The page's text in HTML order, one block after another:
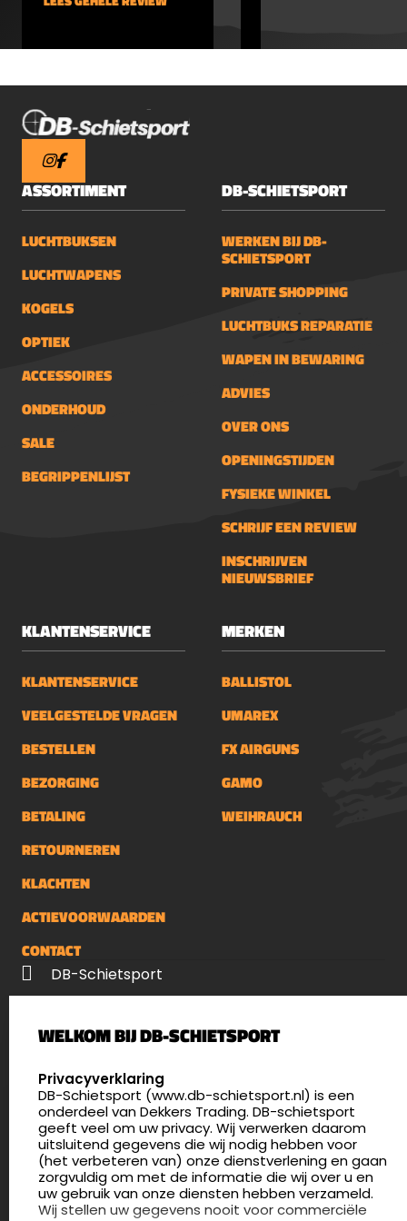
ASSORTIMENT
LUCHTBUKSEN
LUCHTWAPENS
KOGELS
OPTIEK
ACCESSOIRES
ONDERHOUD
SALE
BEGRIPPENLIJST
DB-SCHIETSPORT
WERKEN BIJ DB-
SCHIETSPORT
PRIVATE SHOPPING
LUCHTBUKS REPARATIE
WAPEN IN BEWARING
ADVIES
OVER ONS
OPENINGSTIJDEN
FYSIEKE WINKEL
SCHRIJF EEN REVIEW
INSCHRIJVEN
NIEUWSBRIEF
KLANTENSERVICE
KLANTENSERVICE
VEELGESTELDE VRAGEN
BESTELLEN
BEZORGING
BETALING
RETOURNEREN
KLACHTEN
ACTIEVOORWAARDEN
CONTACT
MERKEN
BALLISTOL
UMAREX
FX AIRGUNS
GAMO
WEIHRAUCH
DB-Schietsport
5411 LX Zeeland
4.8
175 beoordelingen
info@db-schietsport.nl
Openingstijden
Dinsdag en donderdag: 13:00 - 17:00 én 18:00 - 21:00
uur
WELKOM BIJ DB-SCHIETSPORT
SELECT LANGUAGE
Privacyverklaring
DB-Schietsport (www.db-schietsport.nl) is een
onderdeel van Dekkers Trading. DB-schietsport
geeft veel om uw privacy. Wij verwerken daarom
uitsluitend gegevens die wij nodig hebben voor
(het verbeteren van) onze dienstverlening en gaan
zorgvuldig om met de informatie die wij over u en
uw gebruik van onze diensten hebben verzameld.
Wij stellen uw gegevens nooit voor commerciële